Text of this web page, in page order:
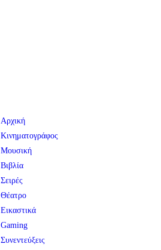
Αρχική
Κινηματογράφος
Μουσική
Βιβλία
Σειρές
Θέατρο
Εικαστικά
Gaming
Συνεντεύξεις